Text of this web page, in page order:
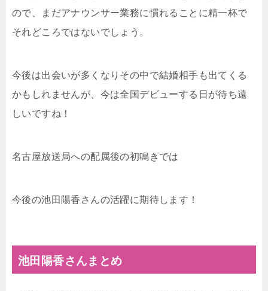
ので、まだアナウンサー業務に慣れることに精一杯で
それどころではないでしょう。
今後は出会いが多くなりその中で結婚相手も出てくる
かもしれませんが、今は全国デビューする日が待ち遠
しいですね！
名古屋放送局への配属後の初鳴きでは
今後の池田陽香さんの活躍に期待します！
池田陽香さんまとめ